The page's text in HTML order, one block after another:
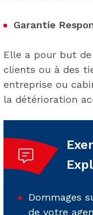
Garantie
Elle a pour but
clients ou à des
entreprise ou
la détérioration
Dommages
de votre